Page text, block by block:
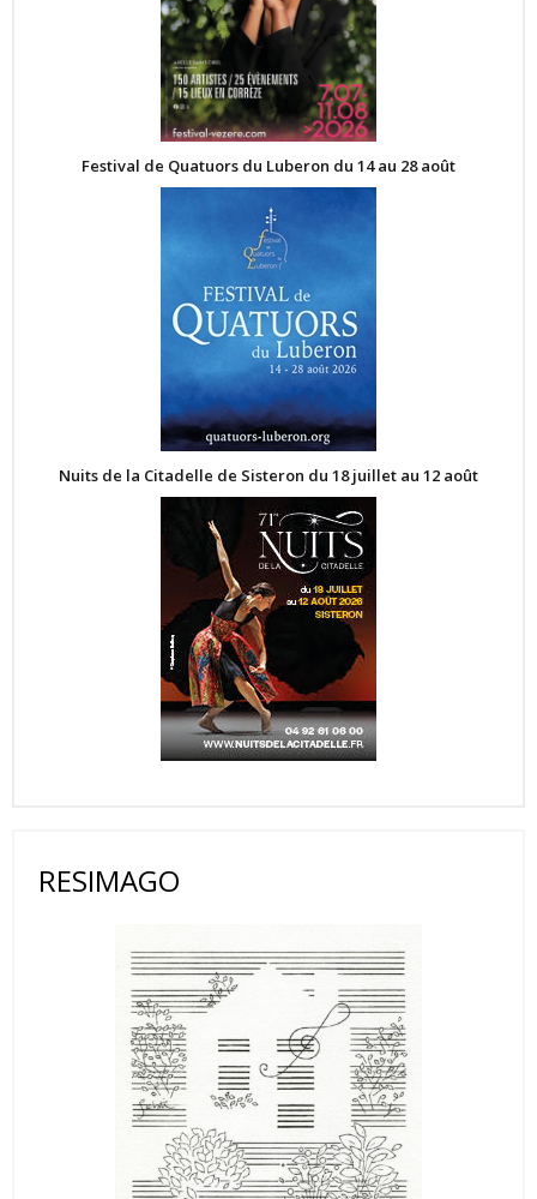
Festival de Quatuors du Luberon du 14 au 28 août
Nuits de la Citadelle de Sisteron du 18 juillet au 12 août
RESIMAGO